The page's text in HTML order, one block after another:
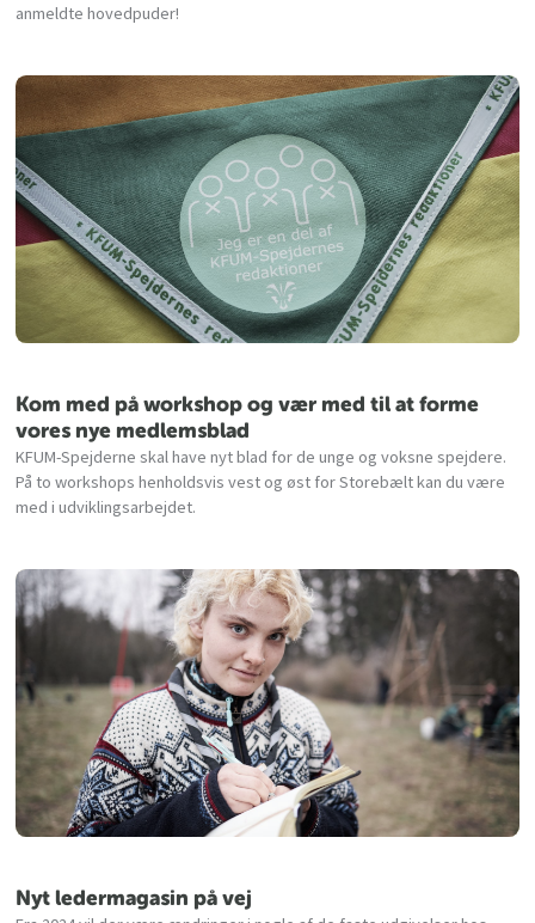
anmeldte hovedpuder!
Kom med på workshop og vær med til at forme
vores nye medlemsblad
KFUM-Spejderne skal have nyt blad for de unge og voksne spejdere.
På to workshops henholdsvis vest og øst for Storebælt kan du være
med i udviklingsarbejdet.
Nyt ledermagasin på vej